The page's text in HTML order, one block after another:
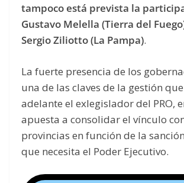
tampoco está prevista la
Gustavo Melella (Tierra del
Sergio Ziliotto (La Pampa).
La fuerte presencia de los
una de las claves de la gestión
adelante el exlegislador del PRO,
apuesta a consolidar el vínculo
provincias en función de la
que necesita el Poder Ejecutivo.